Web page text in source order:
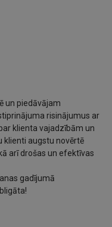
un piedāvājam
risinājumus ar
klienta vajadzībām un
klienti augstu novērtē
arī drošas un efektīvas
gadījumā